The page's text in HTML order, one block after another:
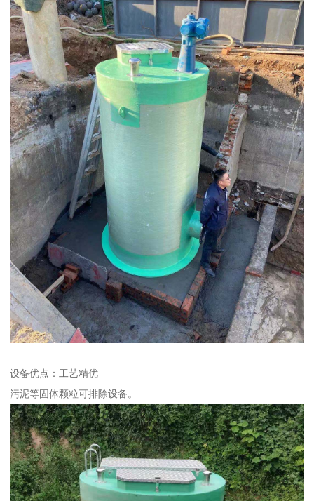
设备优点：工艺精优
污泥等固体颗粒可排除设备。